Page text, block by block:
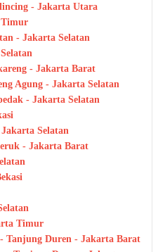
- Jakarta Utara
Timur
- Jakarta Selatan
- Jakarta Barat
Agung - Jakarta Selatan
- Jakarta Selatan
Selatan
- Jakarta Barat
Timur
Tanjung Duren - Jakarta Barat